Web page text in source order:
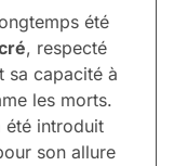
été
, respecté
sa capacité à
les morts.
été introduit
son allure